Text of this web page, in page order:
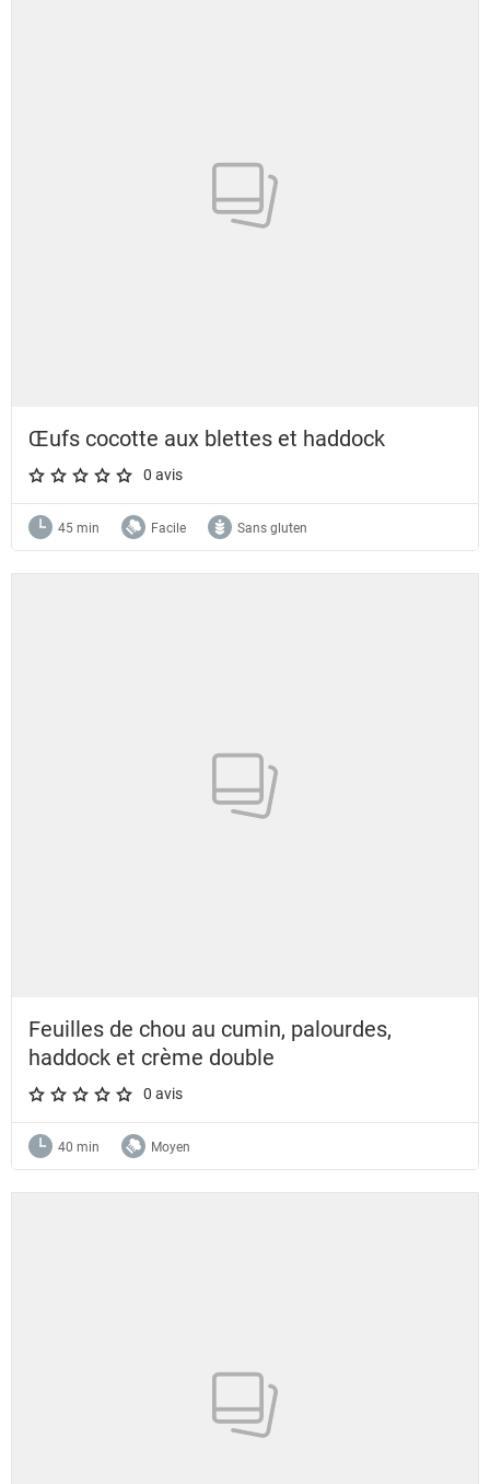
Œufs cocotte aux blettes et haddock
A star rating of 0 out of 5.
0 avis
45 min Facile Sans gluten
Feuilles de chou au cumin, palourdes,
haddock et crème double
A star rating of 0 out of 5.
0 avis
40 min Moyen